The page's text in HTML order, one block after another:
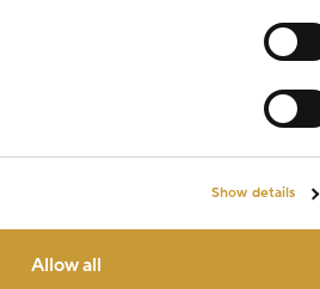
Show details
Allow all